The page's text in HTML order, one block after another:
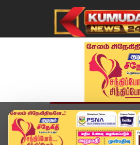
முகப்பு விளையாட்டு